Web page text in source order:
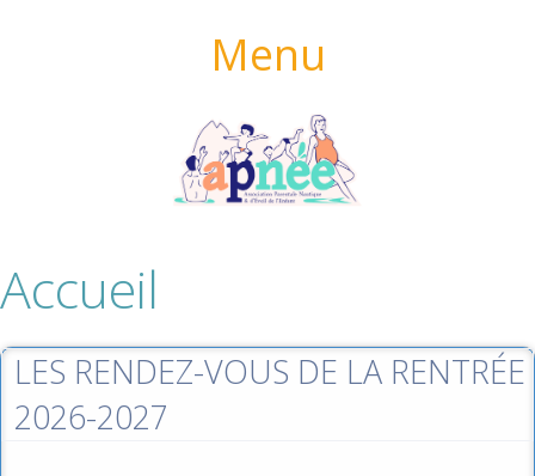
Menu
Accueil
LES RENDEZ-VOUS DE LA RENTRÉE
2026-2027